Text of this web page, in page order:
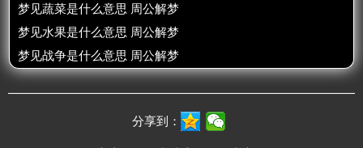
梦见蔬菜是什么意思 周公解梦
梦见水果是什么意思 周公解梦
梦见战争是什么意思 周公解梦
分享到：